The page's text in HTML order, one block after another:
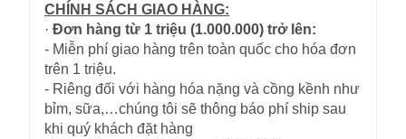
CHÍNH SÁCH GIAO HÀNG:
· Đơn hàng từ 1 triệu (1.000.000) trở lên:
- Miễn phí giao hàng trên toàn quốc cho hóa đơn
trên 1 triệu.
- Riêng đối với hàng hóa nặng và cồng kềnh như
bỉm, sữa,…chúng tôi sẽ thông báo phí ship sau
khi quý khách đặt hàng